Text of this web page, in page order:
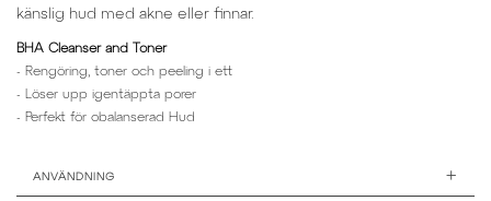
känslig hud med akne eller finnar.
BHA Cleanser and Toner
- Rengöring, toner och peeling i ett
- Löser upp igentäppta porer
- Perfekt för obalanserad Hud
ANVÄNDNING +